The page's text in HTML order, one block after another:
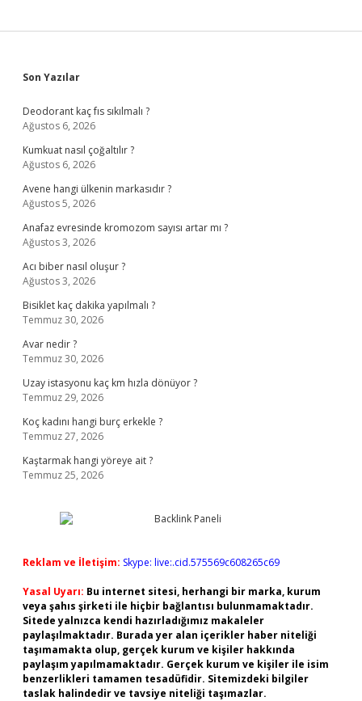
Sidebar
Son Yazılar
Deodorant kaç fıs sıkılmalı ?
Ağustos 6, 2026
Kumkuat nasıl çoğaltılır ?
Ağustos 6, 2026
Avene hangi ülkenin markasıdır ?
Ağustos 5, 2026
Anafaz evresinde kromozom sayısı artar mı ?
Ağustos 3, 2026
Acı biber nasıl oluşur ?
Ağustos 3, 2026
Bisiklet kaç dakika yapılmalı ?
Temmuz 30, 2026
Avar nedir ?
Temmuz 30, 2026
Uzay istasyonu kaç km hızla dönüyor ?
Temmuz 29, 2026
Koç kadını hangi burç erkekle ?
Temmuz 27, 2026
Kaştarmak hangi yöreye ait ?
Temmuz 25, 2026
Reklam ve İletişim: Skype: live:.cid.575569c608265c69
Yasal Uyarı: Bu internet sitesi, herhangi bir marka, kurum
veya şahıs şirketi ile hiçbir bağlantısı bulunmamaktadır.
Sitede yalnızca kendi hazırladığımız makaleler
paylaşılmaktadır. Burada yer alan içerikler haber niteliği
taşımamakta olup, gerçek kurum ve kişiler hakkında
paylaşım yapılmamaktadır. Gerçek kurum ve kişiler ile isim
benzerlikleri tamamen tesadüfidir. Sitemizdeki bilgiler
taslak halindedir ve tavsiye niteliği taşımazlar.